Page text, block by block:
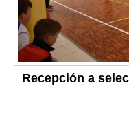
Recepción a